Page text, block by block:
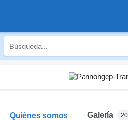
Quiénes somos Galería 20